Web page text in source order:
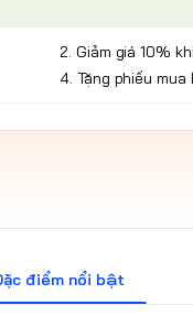
2. Giảm giá 10%
4. Tặng phiếu
điểm nổi bật